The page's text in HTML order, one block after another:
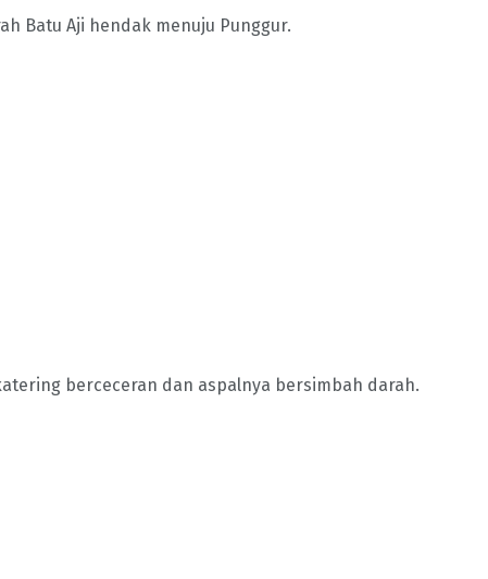
Batu Aji hendak menuju Punggur.
berceceran dan aspalnya bersimbah darah.